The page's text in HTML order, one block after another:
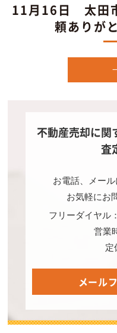
11月16日 太田
頼ありが
不動産売却に関
査
お電話、メール
お気軽にお
フリーダイヤル：
営業
定
メール